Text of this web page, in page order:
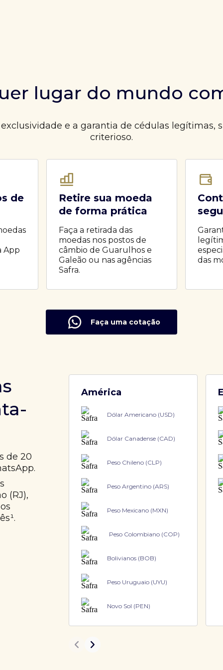
lugar do mundo
e a garantia de cédulas legítimas,
criterioso.
de
App
Retire sua moeda
de forma prática
Faça a retirada das
moedas nos postos de
câmbio de Guarulhos e
Galeão ou nas agências
Safra.
das
Faça uma cotação
de 20
(RJ),
América
Dólar Americano (USD)
Dólar Canadense (CAD)
Peso Chileno (CLP)
Peso Argentino (ARS)
Peso Mexicano (MXN)
Peso Colombiano (COP)
Bolivianos (BOB)
Peso Uruguaio (UYU)
Novo Sol (PEN)